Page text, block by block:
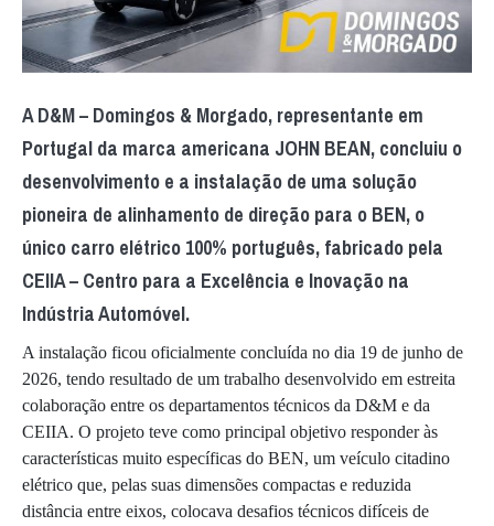
A D&M – Domingos & Morgado, representante em
Portugal da marca americana JOHN BEAN, concluiu o
desenvolvimento e a instalação de uma solução
pioneira de alinhamento de direção para o BEN, o
único carro elétrico 100% português, fabricado pela
CEIIA – Centro para a Excelência e Inovação na
Indústria Automóvel.
A instalação ficou oficialmente concluída no dia 19 de junho de
2026, tendo resultado de um trabalho desenvolvido em estreita
colaboração entre os departamentos técnicos da D&M e da
CEIIA. O projeto teve como principal objetivo responder às
características muito específicas do BEN, um veículo citadino
elétrico que, pelas suas dimensões compactas e reduzida
distância entre eixos, colocava desafios técnicos difíceis de